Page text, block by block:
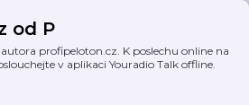
od P
profipeloton.cz. K poslechu online na
v aplikaci Youradio Talk offline.